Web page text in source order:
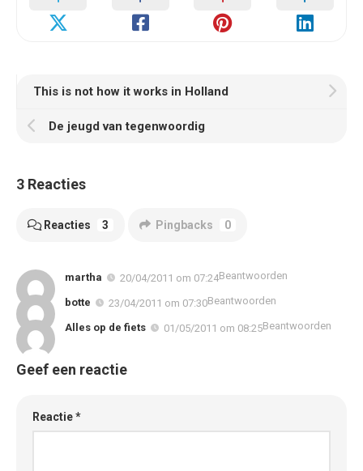
This is not how it works in Holland
De jeugd van tegenwoordig
3 Reacties
Reacties 3 Pingbacks 0
martha 20/04/2011 om 07:24Beantwoorden
botte 23/04/2011 om 07:30Beantwoorden
Alles op de fiets 01/05/2011 om 08:25Beantwoorden
Geef een reactie
Reactie*